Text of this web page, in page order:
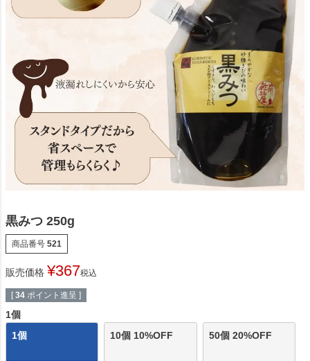
黒みつ 250g
商品番号 521
販売価格 ¥367税込
[ 34 ポイント進呈 ]
1個
1個
10個 10%OFF 50個 20%OFF